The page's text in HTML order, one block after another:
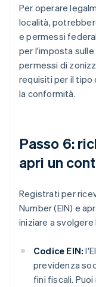
Per operare
località,
e permessi
per l'imposta
permessi di
requisiti per il tipo
la conformità.
Passo 6:
apri un
Registrati per
Number (EIN) e
iniziare a
Codice EIN:
previdenza
fini fiscali.